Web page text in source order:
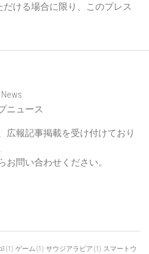
ける場合に限り、このプレス
ニュース
広報記事掲載を受け付けており
お問い合わせください。
(1) ゲーム (1) サウジアラビア (1) スマートウ